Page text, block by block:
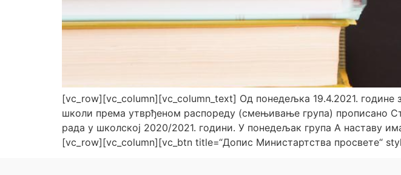
[vc_row][vc_column][vc_column_text] Од понедељка 19.4.2021. године
школи према утврђеном распореду (смењивање група) прописано
рада у школској 2020/2021. години. У понедељак група А наставу
[vc_row][vc_column][vc_btn title=“Допис Министартства просвете“